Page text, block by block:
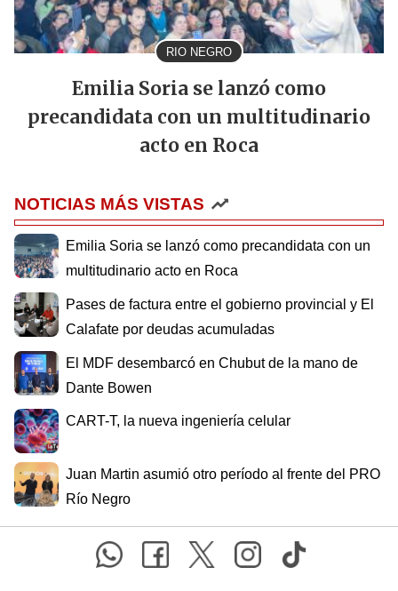
RIO NEGRO
Emilia Soria se lanzó como
precandidata con un multitudinario
acto en Roca
NOTICIAS MÁS VISTAS
Emilia Soria se lanzó como precandidata con un
multitudinario acto en Roca
Pases de factura entre el gobierno provincial y El
Calafate por deudas acumuladas
El MDF desembarcó en Chubut de la mano de
Dante Bowen
CART-T, la nueva ingeniería celular
Juan Martin asumió otro período al frente del PRO
Río Negro